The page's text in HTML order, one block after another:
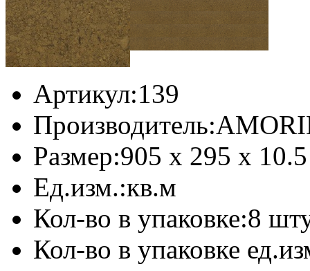
Артикул:139
Производитель:
Размер:905 х 295 х
Ед.изм.:кв.м
Кол-во в упаковке:8
Кол-во в упаковке